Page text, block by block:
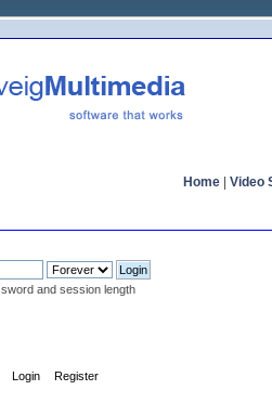
Home Video
and session length
Login Register